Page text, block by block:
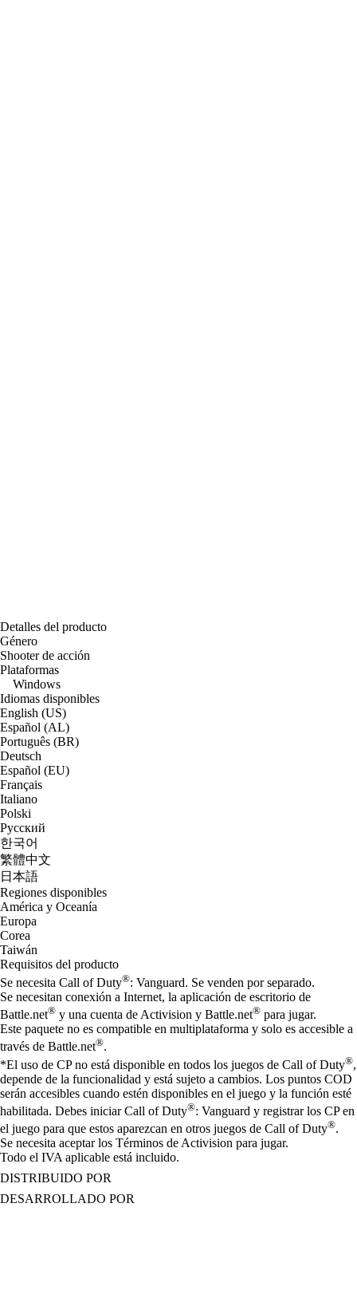
Detalles del producto
Género
Shooter de acción
Plataformas
Windows
Idiomas disponibles
English (US)
Español (AL)
Português (BR)
Deutsch
Español (EU)
Français
Italiano
Polski
Русский
한국어
繁體中文
日本語
Regiones disponibles
América y Oceanía
Europa
Corea
Taiwán
Requisitos del producto
Se necesita Call of Duty®: Vanguard. Se venden por separado.
Se necesitan conexión a Internet, la aplicación de escritorio de
Battle.net® y una cuenta de Activision y Battle.net® para jugar.
Este paquete no es compatible en multiplataforma y solo es accesible a
través de Battle.net®.
*El uso de CP no está disponible en todos los juegos de Call of Duty®,
depende de la funcionalidad y está sujeto a cambios. Los puntos COD
serán accesibles cuando estén disponibles en el juego y la función esté
habilitada. Debes iniciar Call of Duty®: Vanguard y registrar los CP en
el juego para que estos aparezcan en otros juegos de Call of Duty®.
Se necesita aceptar los Términos de Activision para jugar.
Todo el IVA aplicable está incluido.
DISTRIBUIDO POR
DESARROLLADO POR